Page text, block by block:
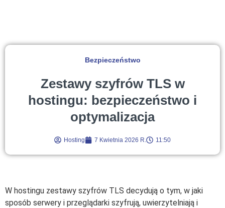
Bezpieczeństwo
Zestawy szyfrów TLS w
hostingu: bezpieczeństwo i
optymalizacja
Hosting 7 Kwietnia 2026 R. 11:50
W hostingu zestawy szyfrów TLS decydują o tym, w jaki
sposób serwery i przeglądarki szyfrują, uwierzytelniają i